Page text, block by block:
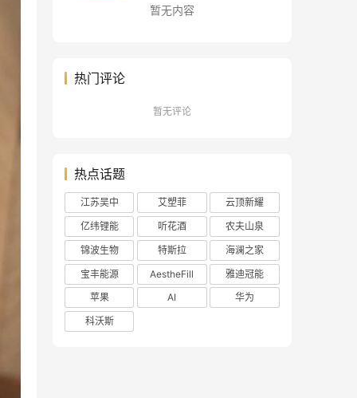
暂无内容
热门评论
暂无评论
热点话题
江苏吴中 艾塑菲
云顶新耀
亿纬锂能
听花酒
农夫山泉
锦波生物
特斯拉
海澜之家
宝丰能源
AestheFill
雅迪冠能
苹果
AI
华为
科沃斯